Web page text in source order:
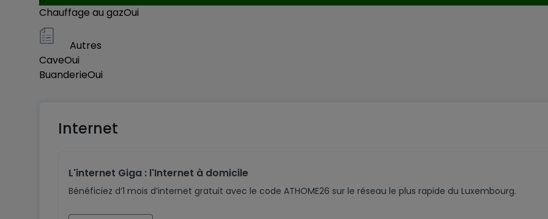
- Ascenseur et caves privatives
- Environnement calme et résidentiel
- Proximité immédiate des commodités et transports
Contactez-nous dès aujourd'hui pour recevoir les plans, les prix et les disponibilités restantes.
Chauffage au gazOui
Autres
CaveOui
BuanderieOui
Internet
L'internet Giga : l'Internet à domicile
Bénéficiez d’1 mois d’internet gratuit avec le code ATHOME26 sur le réseau le plus rapide du Luxembourg.